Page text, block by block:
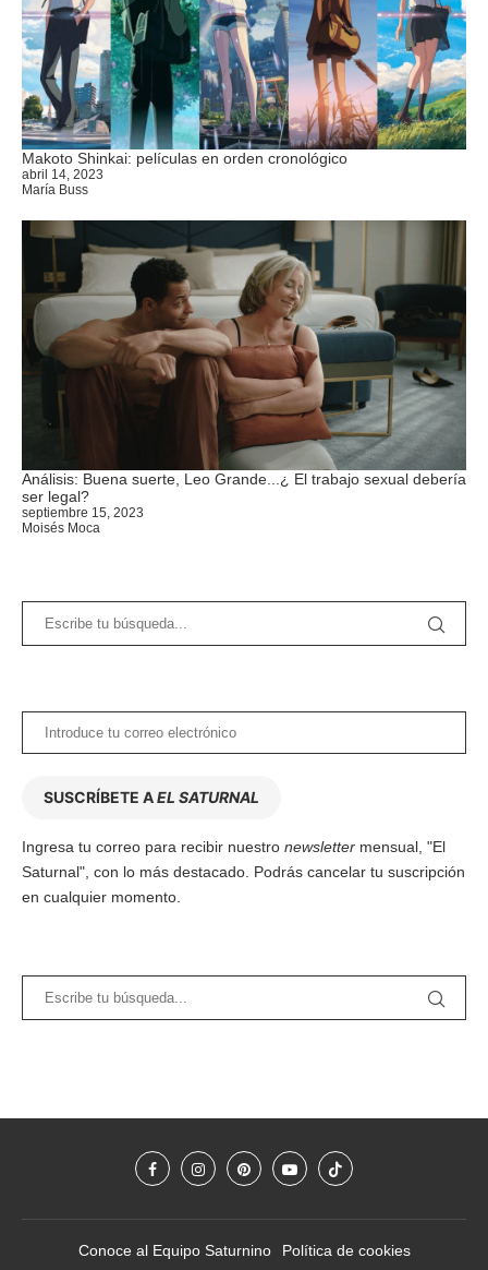
Makoto Shinkai: películas en orden cronológico
abril 14, 2023
María Buss
Análisis: Buena suerte, Leo Grande...¿ El trabajo sexual debería
ser legal?
septiembre 15, 2023
Moisés Moca
SUSCRÍBETE AEL SATURNAL
Ingresa tu correo para recibir nuestro newsletter mensual, "El
Saturnal", con lo más destacado. Podrás cancelar tu suscripción
en cualquier momento.
Conoce al Equipo Saturnino Política de cookies